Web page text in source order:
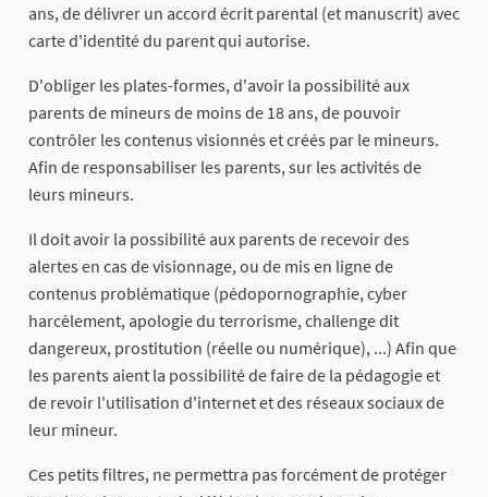
ans, de délivrer un accord écrit parental (et manuscrit) avec
carte d'identité du parent qui autorise.
D'obliger les plates-formes, d'avoir la possibilité aux
parents de mineurs de moins de 18 ans, de pouvoir
contrôler les contenus visionnés et créés par le mineurs.
Afin de responsabiliser les parents, sur les activités de
leurs mineurs.
Il doit avoir la possibilité aux parents de recevoir des
alertes en cas de visionnage, ou de mis en ligne de
contenus problématique (pédopornographie, cyber
harcèlement, apologie du terrorisme, challenge dit
dangereux, prostitution (réelle ou numérique), ...) Afin que
les parents aient la possibilité de faire de la pédagogie et
de revoir l'utilisation d'internet et des réseaux sociaux de
leur mineur.
Ces petits filtres, ne permettra pas forcément de protéger